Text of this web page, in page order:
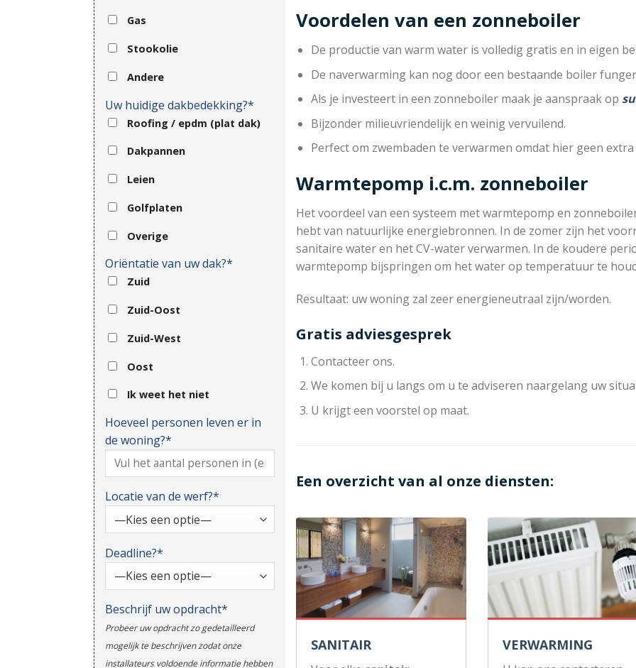
Gas
Stookolie
Andere
Uw huidige dakbedekking?*
Roofing / epdm (plat dak)
Dakpannen
Leien
Golfplaten
Overige
Oriëntatie van uw dak?*
Zuid
Zuid-Oost
Zuid-West
Oost
Ik weet het niet
Hoeveel personen leven er in
de woning?*
Locatie van de werf?*
Deadline?*
Beschrijf uw opdracht*
Probeer uw opdracht zo gedetailleerd
mogelijk te beschrijven zodat onze
installateurs voldoende informatie hebben
Voordelen van een zonneboiler
De productie van warm water is volledig gratis en in eigen
De naverwarming kan nog door een bestaande boiler
Als je investeert in een zonneboiler maak je aanspraak op
Bijzonder milieuvriendelijk en weinig vervuilend.
Perfect om zwembaden te verwarmen omdat hier geen
Warmtepomp i.c.m. zonneboiler
Het voordeel van een systeem met warmtepomp en
hebt van natuurlijke energiebronnen. In de zomer zijn het
sanitaire water en het CV-water verwarmen. In de koudere
warmtepomp bijspringen om het water op temperatuur te
Resultaat: uw woning zal zeer energieneutraal zijn/worden.
Gratis adviesgesprek
Contacteer ons.
We komen bij u langs om u te adviseren naargelang uw
U krijgt een voorstel op maat.
Een overzicht van al onze diensten:
SANITAIR VERWARMING